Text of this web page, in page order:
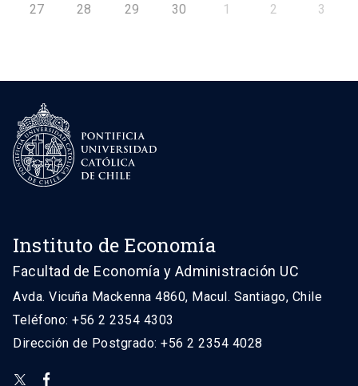
27 28 29 30 1 2 3
Instituto de Economía
Facultad de Economía y Administración UC
Avda. Vicuña Mackenna 4860, Macul. Santiago, Chile
Teléfono: +56 2 2354 4303
Dirección de Postgrado: +56 2 2354 4028